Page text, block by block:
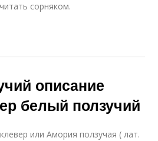
сорняком.
описание
белый ползучий
или Амория ползучая ( лат.